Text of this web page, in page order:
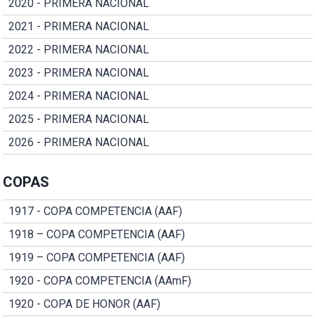
2020 - PRIMERA NACIONAL
2021 - PRIMERA NACIONAL
2022 - PRIMERA NACIONAL
2023 - PRIMERA NACIONAL
2024 - PRIMERA NACIONAL
2025 - PRIMERA NACIONAL
2026 - PRIMERA NACIONAL
COPAS
1917 - COPA COMPETENCIA (AAF)
1918 – COPA COMPETENCIA (AAF)
1919 – COPA COMPETENCIA (AAF)
1920 - COPA COMPETENCIA (AAmF)
1920 - COPA DE HONOR (AAF)